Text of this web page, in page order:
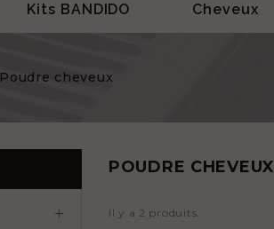
Kits BANDIDO Cheveux
Poudre cheveux

POUDRE CHEVEUX
Il y a 2 produits.